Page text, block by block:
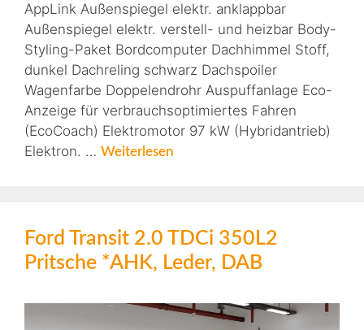
AppLink Außenspiegel elektr. anklappbar
Außenspiegel elektr. verstell- und heizbar Body-
Styling-Paket Bordcomputer Dachhimmel Stoff,
dunkel Dachreling schwarz Dachspoiler
Wagenfarbe Doppelendrohr Auspuffanlage Eco-
Anzeige für verbrauchsoptimiertes Fahren
(EcoCoach) Elektromotor 97 kW (Hybridantrieb)
Elektron. … Weiterlesen
Ford Transit 2.0 TDCi 350L2
Pritsche *AHK, Leder, DAB